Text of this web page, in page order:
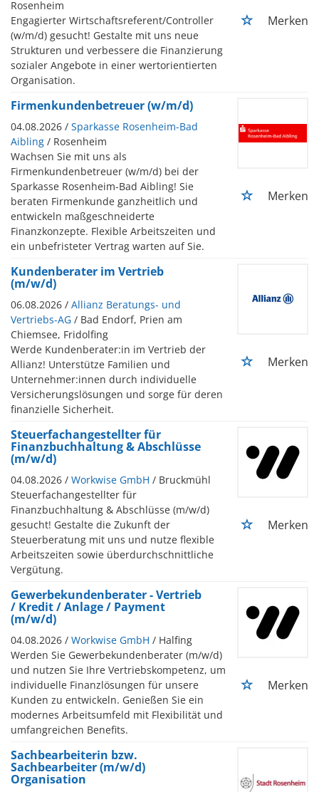
Rosenheim
Engagierter Wirtschaftsreferent/Controller
(w/m/d) gesucht! Gestalte mit uns neue
Strukturen und verbessere die Finanzierung
sozialer Angebote in einer wertorientierten
Organisation.
Merken
Firmenkundenbetreuer (w/m/d)
04.08.2026 / Sparkasse Rosenheim-Bad
Aibling / Rosenheim
Wachsen Sie mit uns als
Firmenkundenbetreuer (w/m/d) bei der
Sparkasse Rosenheim-Bad Aibling! Sie
beraten Firmenkunde ganzheitlich und
entwickeln maßgeschneiderte
Finanzkonzepte. Flexible Arbeitszeiten und
ein unbefristeter Vertrag warten auf Sie.
Merken
Kundenberater im Vertrieb
(m/w/d)
06.08.2026 / Allianz Beratungs- und
Vertriebs-AG / Bad Endorf, Prien am
Chiemsee, Fridolfing
Werde Kundenberater:in im Vertrieb der
Allianz! Unterstütze Familien und
Unternehmer:innen durch individuelle
Versicherungslösungen und sorge für deren
finanzielle Sicherheit.
Merken
Steuerfachangestellter für
Finanzbuchhaltung & Abschlüsse
(m/w/d)
04.08.2026 / Workwise GmbH / Bruckmühl
Steuerfachangestellter für
Finanzbuchhaltung & Abschlüsse (m/w/d)
gesucht! Gestalte die Zukunft der
Steuerberatung mit uns und nutze flexible
Arbeitszeiten sowie überdurchschnittliche
Vergütung.
Merken
Gewerbekundenberater - Vertrieb
/ Kredit / Anlage / Payment
(m/w/d)
04.08.2026 / Workwise GmbH / Halfing
Werden Sie Gewerbekundenberater (m/w/d)
und nutzen Sie Ihre Vertriebskompetenz, um
individuelle Finanzlösungen für unsere
Kunden zu entwickeln. Genießen Sie ein
modernes Arbeitsumfeld mit Flexibilität und
umfangreichen Benefits.
Merken
Sachbearbeiterin bzw.
Sachbearbeiter (m/w/d)
Organisation